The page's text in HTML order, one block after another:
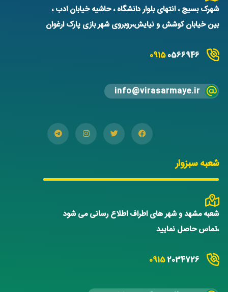
شهرک بسیج ، انتهای بلوار دانشگاه ، حاشیه خیابان ادب ،
بین خیابان کوشش و نیایش،روبروی شهر بازی پارک ارغوان
09150566946
info@virasarmaye.ir
شعبه سبزوار
شعبه مشهد و شهر های اطراف اطلاع رسانی می شود
،تماس حاصل نمایید
09152034726